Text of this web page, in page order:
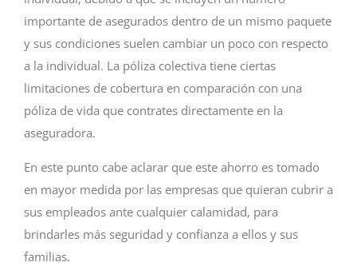
importante de asegurados dentro de un mismo paquete
y sus condiciones suelen cambiar un poco con respecto
a la individual. La póliza colectiva tiene ciertas
limitaciones de cobertura en comparación con una
póliza de vida que contrates directamente en la
aseguradora.
En este punto cabe aclarar que este ahorro es tomado
en mayor medida por las empresas que quieran cubrir a
sus empleados ante cualquier calamidad, para
brindarles más seguridad y confianza a ellos y sus
familias.